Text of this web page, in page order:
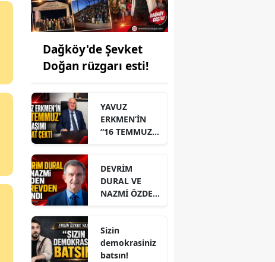
Dağköy'de Şevket
Doğan rüzgarı esti!
YAVUZ
ERKMEN’İN
“16 TEMMUZ”
DEVRİM
DURAL VE
NAZMİ ÖZDEN
Sizin
demokrasiniz
batsın!